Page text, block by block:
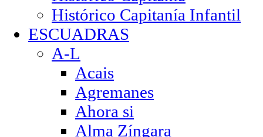
Histórico Capitanía Infantil
ESCUADRAS
A-L
Acais
Agremanes
Ahora si
Alma Zíngara